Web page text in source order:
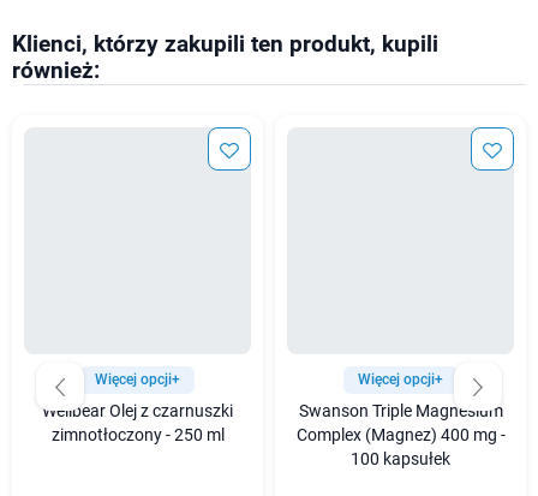
Klienci, którzy zakupili ten produkt, kupili
również:
Więcej opcji+
Wellbear Olej z czarnuszki
zimnotłoczony - 250 ml
Więcej opcji+
Swanson Triple Magnesium
Complex (Magnez) 400 mg -
100 kapsułek